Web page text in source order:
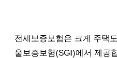
전세보증보험은 크게 주택
울보증보험(SGI)에서 제공